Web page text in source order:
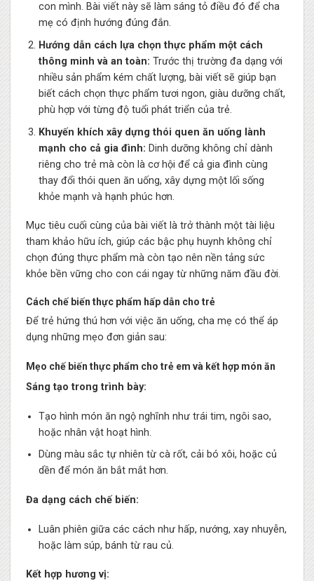
con mình. Bài viết này sẽ làm sáng tỏ điều đó để cha
mẹ có định hướng đúng đắn.
Hướng dẫn cách lựa chọn thực phẩm một cách
thông minh và an toàn: Trước thị trường đa dạng với
nhiều sản phẩm kém chất lượng, bài viết sẽ giúp bạn
biết cách chọn thực phẩm tươi ngon, giàu dưỡng chất,
phù hợp với từng độ tuổi phát triển của trẻ.
Khuyến khích xây dựng thói quen ăn uống lành
mạnh cho cả gia đình: Dinh dưỡng không chỉ dành
riêng cho trẻ mà còn là cơ hội để cả gia đình cùng
thay đổi thói quen ăn uống, xây dựng một lối sống
khỏe mạnh và hạnh phúc hơn.
Mục tiêu cuối cùng của bài viết là trở thành một tài liệu
tham khảo hữu ích, giúp các bậc phụ huynh không chỉ
chọn đúng thực phẩm mà còn tạo nên nền tảng sức
khỏe bền vững cho con cái ngay từ những năm đầu đời.
Cách chế biến thực phẩm hấp dẫn cho trẻ
Để trẻ hứng thú hơn với việc ăn uống, cha mẹ có thể áp
dụng những mẹo đơn giản sau:
Mẹo chế biến thực phẩm cho trẻ em và kết hợp món ăn
Sáng tạo trong trình bày:
Tạo hình món ăn ngộ nghĩnh như trái tim, ngôi sao,
hoặc nhân vật hoạt hình.
Dùng màu sắc tự nhiên từ cà rốt, cải bó xôi, hoặc củ
dền để món ăn bắt mắt hơn.
Đa dạng cách chế biến:
Luân phiên giữa các cách như hấp, nướng, xay nhuyễn,
hoặc làm súp, bánh từ rau củ.
Kết hợp hương vị: